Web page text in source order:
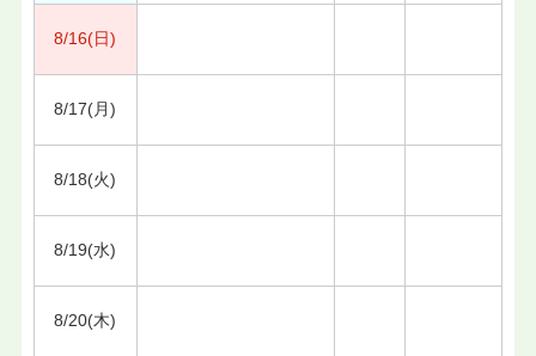
8/16(日)
8/17(月)
8/18(火)
8/19(水)
8/20(木)